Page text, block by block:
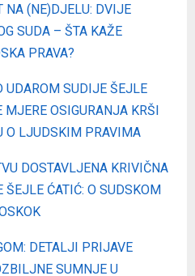
NA (NE)DJELU: DVIJE
SUDA – ŠTA KAŽE
PRAVA?
UDAROM SUDIJE ŠEJLE
OSIGURANJA KRŠI
O LJUDSKIM PRAVIMA
DOSTAVLJENA KRIVIČNA
ĆATIĆ: O SUDSKOM
DETALJI PRIJAVE
SUMNJE U